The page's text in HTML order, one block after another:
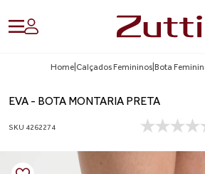
Home Calçados Femininos Bota
EVA - BOTA MONTARIA PRETA
SKU 4262274